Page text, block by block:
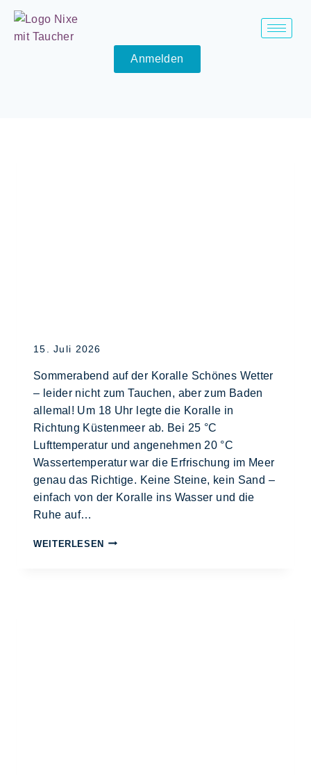
Anmelden
15. Juli 2026
Sommerabend auf der Koralle Schönes Wetter
– leider nicht zum Tauchen, aber zum Baden
allemal! Um 18 Uhr legte die Koralle in
Richtung Küstenmeer ab. Bei 25 °C
Lufttemperatur und angenehmen 20 °C
Wassertemperatur war die Erfrischung im Meer
genau das Richtige. Keine Steine, kein Sand –
einfach von der Koralle ins Wasser und die
Ruhe auf…
WEITERLESEN